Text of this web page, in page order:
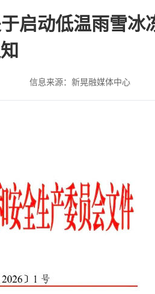
启动低温雨雪冰
信息来源：新晃融媒体中心